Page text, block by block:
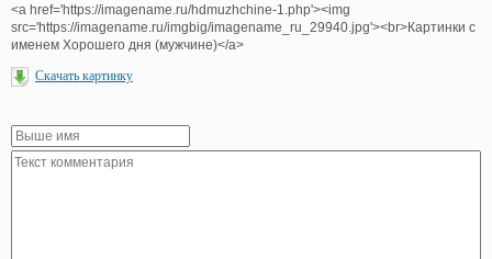
<a href='https://imagename.ru/hdmuzhchine-1.php'><img
src='https://imagename.ru/imgbig/imagename_ru_29940.jpg'><br>Картинки с
именем Хорошего дня (мужчине)</a>
Скачать картинку